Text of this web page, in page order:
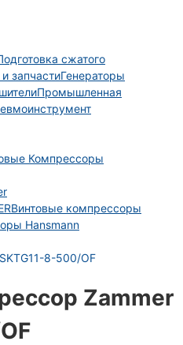
сжатого
запчастиГенераторы
Промышленная
Компрессоры
Винтовые компрессоры
Hansmann
8-500/OF
Zammer